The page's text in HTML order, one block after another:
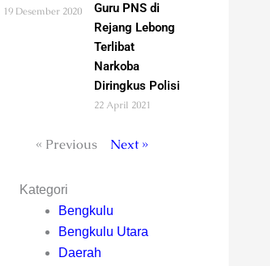
19 Desember 2020
Guru PNS di
Rejang Lebong
Terlibat
Narkoba
Diringkus Polisi
22 April 2021
« Previous Next »
Kategori
Bengkulu
Bengkulu Utara
Daerah